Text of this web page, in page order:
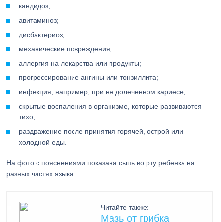
кандидоз;
авитаминоз;
дисбактериоз;
механические повреждения;
аллергия на лекарства или продукты;
прогрессирование ангины или тонзиллита;
инфекция, например, при не долеченном кариесе;
скрытые воспаления в организме, которые развиваются
тихо;
раздражение после принятия горячей, острой или
холодной еды.
На фото с пояснениями показана сыпь во рту ребенка на
разных частях языка:
Читайте также:
Мазь от грибка